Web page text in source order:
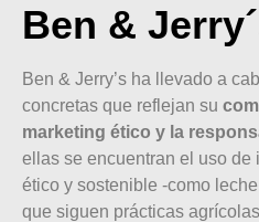
Ben &
Ben & Jerry’s ha llevado a
concretas que reflejan su
marketing ético y la
ellas se encuentran el uso de
ético y sostenible -como
que siguen prácticas